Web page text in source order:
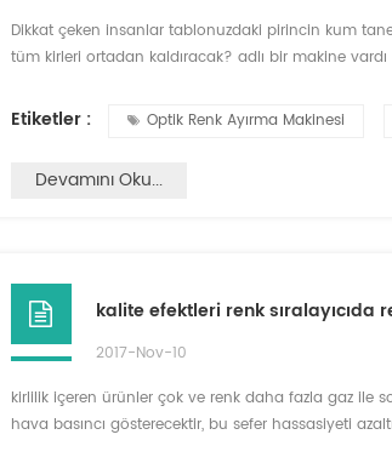
Dikkat çeken insanlar tablonuzdaki pirincin kum
tüm kirleri ortadan kaldıracak? adlı bir makine
ccd te...
Etiketler : Optik Renk Ayırma Makinesi
Devamını Oku...
kalite efektleri renk sıralayıcıda
2017-Nov-10
kirlilik içeren ürünler çok ve renk daha fazla gaz ile
hava basıncı gösterecektir, bu sefer hassasiyeti